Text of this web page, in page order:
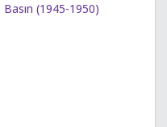
(1945-1950)